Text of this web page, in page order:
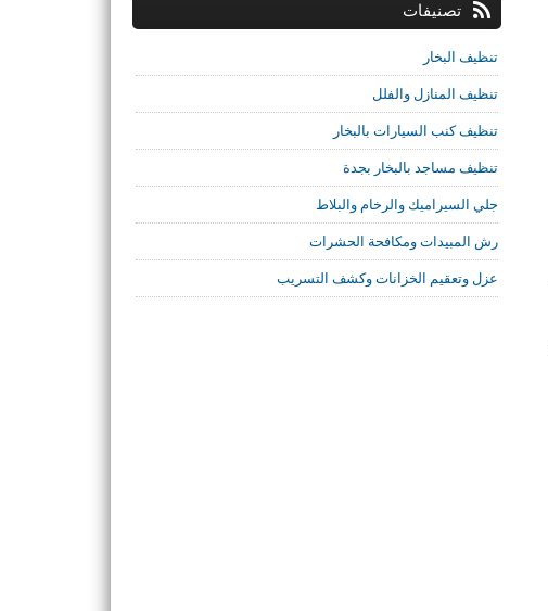
تصنيفات
تنظيف البخار
تنظيف المنازل والفلل
تنظيف كنب السيارات بالبخار
تنظيف مساجد بالبخار بجدة
جلي السيراميك والرخام والبلاط
رش المبيدات ومكافحة الحشرات
عزل وتعقيم الخزانات وكشف التسريب